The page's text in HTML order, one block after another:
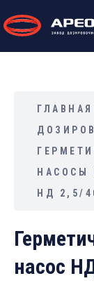
ГЛАВНАЯ
НАСОСЫ
НД 2,5/
насос